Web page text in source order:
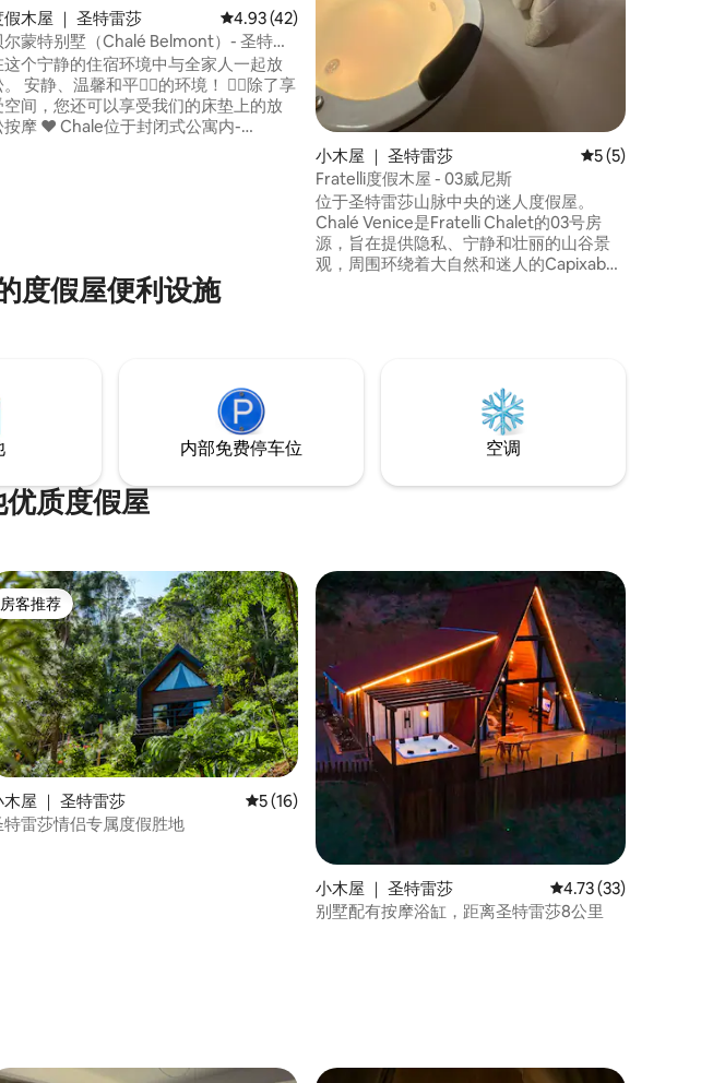
满分 5 分），共 217 条评价
假木屋 ｜ 圣特雷莎 平均评分 4.93 分（满分 5 分），共 42 条评价
4.93 (42)
尔蒙特别墅（Chalé Belmont）- 圣特雷
这个宁静的住宿环境中与全家人一起放
境！ 👉🏽除了享
空间，您还可以享受我们的床垫上的放
位于封闭式公寓内-
小木屋 ｜ 圣特雷莎 平均评分 5 分（
5 (5)
Fratelli度假木屋 - 03威尼斯
位于圣特雷莎山脉中央的迷人度假屋。
Chalé Venice是Fratelli Chalet的03号房
源，旨在提供隐私、宁静和壮丽的山谷景
观，周围环绕着大自然和迷人的Capixabas
度假屋便利设施
内部免费停车位 空调
质度假屋
（满分 5 分），共 76 条评价
房客推荐
房客推荐
木屋 ｜ 圣特雷莎 平均评分 5 分（满分 5 分），共 16 条评价
5 (16)
特雷莎情侣专属度假胜地
小木屋 ｜ 圣特雷莎 平均评分 4.73 分（满
4.73 (33)
别墅配有按摩浴缸，距离圣特雷莎8公里